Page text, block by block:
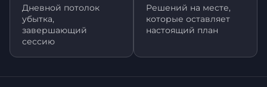
Дневной потолок
убытка,
завершающий
сессию
Решений на месте,
которые оставляет
настоящий план